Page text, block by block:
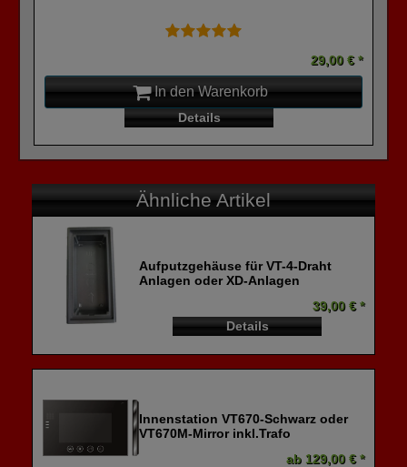
29,00 € *
In den Warenkorb
Details
Ähnliche Artikel
Aufputzgehäuse für VT-4-Draht
Anlagen oder XD-Anlagen
39,00 € *
Details
Innenstation VT670-Schwarz oder
VT670M-Mirror inkl.Trafo
ab 129,00 € *